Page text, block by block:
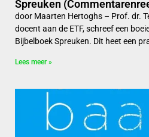
Spreuken
door Maarten Hertoghs – Prof. dr.
docent aan de ETF, schreef een
Bijbelboek Spreuken. Dit heet een
Lees meer »